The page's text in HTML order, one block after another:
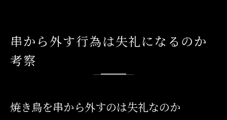
串から外す行為は失礼になるのか
考察
焼き鳥を串から外すのは失礼なのか